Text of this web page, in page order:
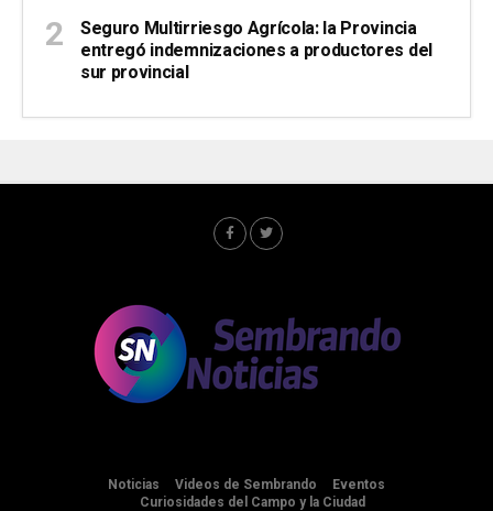
Seguro Multirriesgo Agrícola: la Provincia
entregó indemnizaciones a productores del
sur provincial
Noticias Videos de Sembrando
Eventos
Curiosidades del Campo y la Ciudad